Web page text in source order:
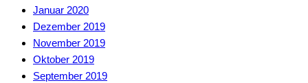
Januar 2020
Dezember 2019
November 2019
Oktober 2019
September 2019